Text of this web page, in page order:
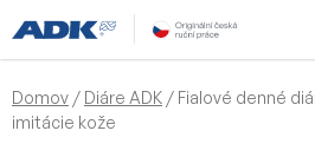
na
obsah
Domov / Diáre ADK / Fialové denné
imitácie kože